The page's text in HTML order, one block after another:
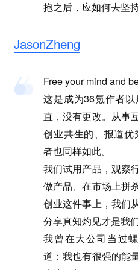
抱之后，应如何去坚
JasonZheng
Free your mind and
这是成为36氪作者
直，没有更改。从事
创业共生的、报道
者也同样如此。
我们试用产品，观察
做产品、在市场上
创业这件事上，我们
分享真知灼见才是我
我曾在大公司当过
道：我也有很强的能